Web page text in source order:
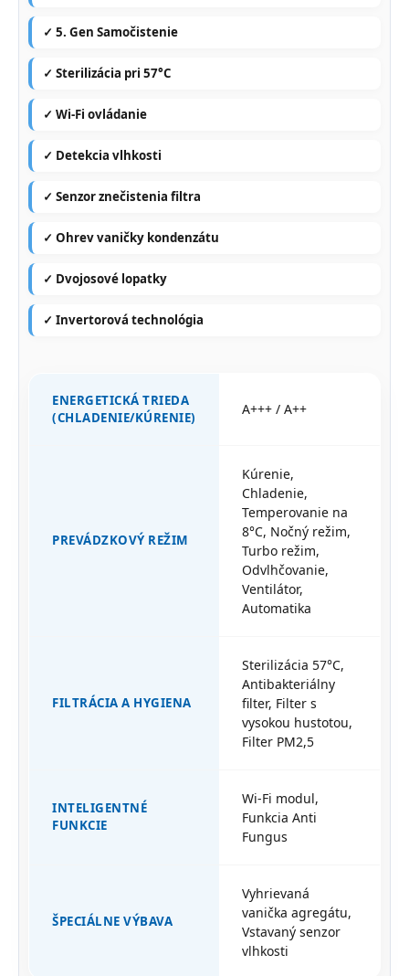
✓ 5. Gen Samočistenie
✓ Sterilizácia pri 57°C
✓ Wi-Fi ovládanie
✓ Detekcia vlhkosti
✓ Senzor znečistenia filtra
✓ Ohrev vaničky kondenzátu
✓ Dvojosové lopatky
✓ Invertorová technológia
ENERGETICKÁ TRIEDA
(CHLADENIE/KÚRENIE)
A+++ / A++
PREVÁDZKOVÝ REŽIM
Kúrenie,
Chladenie,
Temperovanie na
8°C, Nočný režim,
Turbo režim,
Odvlhčovanie,
Ventilátor,
Automatika
FILTRÁCIA A HYGIENA
Sterilizácia 57°C,
Antibakteriálny
filter, Filter s
vysokou hustotou,
Filter PM2,5
INTELIGENTNÉ
FUNKCIE
Wi-Fi modul,
Funkcia Anti
Fungus
ŠPECIÁLNE VÝBAVA
Vyhrievaná
vanička agregátu,
Vstavaný senzor
vlhkosti